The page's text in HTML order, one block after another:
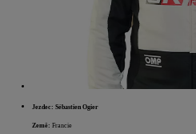
Jezdec: Sébastien Ogier
Země: Francie